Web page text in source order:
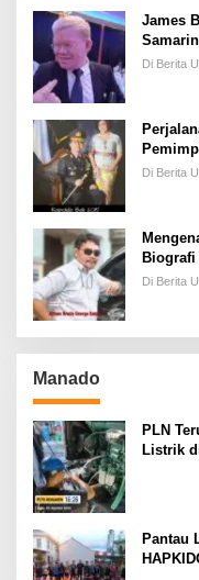
James
Di Berita
Di Berita
Di Berita
Manado
PLN
Listrik
Pantau